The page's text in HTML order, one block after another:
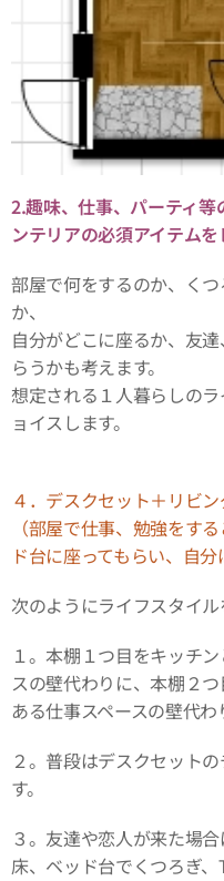
2.趣味、仕事、パーティ
ンテリアの必須アイテムを
部屋で何をするのか、く
か、
自分がどこに座るか、友
らうかも考えます。
想定される１人暮らしの
ョイスします。
４．デスクセット＋リビ
（部屋で仕事、勉強をす
ド台に座ってもらい、自分
次のようにライフスタイル
１。本棚１つ目をキッチ
スの壁代わりに、本棚２
ある仕事スペースの壁代わ
２。普段はデスクセット
す。
３。友達や恋人が来た場
床、ベッド台でくつろぎ、